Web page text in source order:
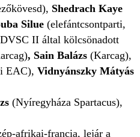
Shedrach Kaye
Silue (elefántcsontparti,
II által kölcsönadott
, Sain Balázs (Karcag),
EAC), Vidnyánszky Mátyás
(Nyíregyháza Spartacus),
afrikai-francia, lejár a